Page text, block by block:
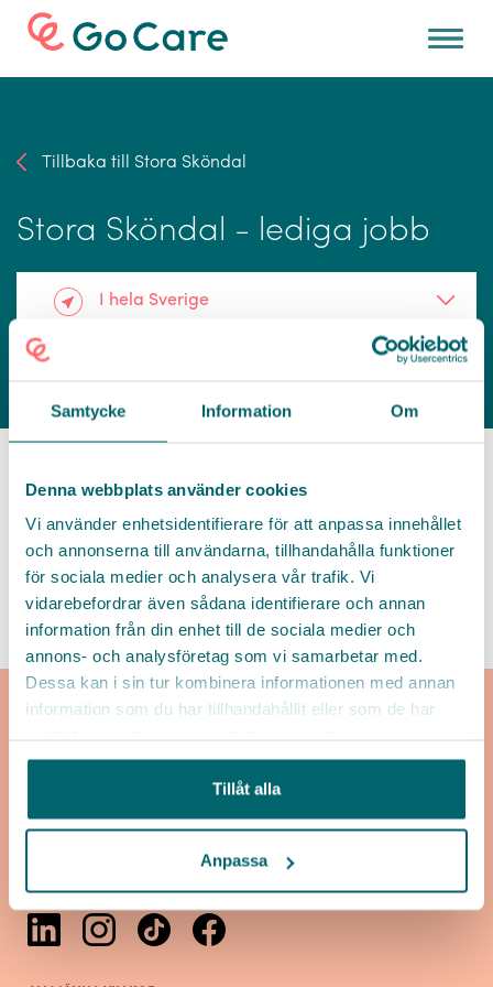
Samtycke Information Om
Denna webbplats använder cookies
Vi använder enhetsidentifierare för att anpassa innehållet
och annonserna till användarna, tillhandahålla funktioner
för sociala medier och analysera vår trafik. Vi
vidarebefordrar även sådana identifierare och annan
information från din enhet till de sociala medier och
annons- och analysföretag som vi samarbetar med.
Dessa kan i sin tur kombinera informationen med annan
information som du har tillhandahållit eller som de har
Tillåt alla
Anpassa
För arbetsgivare
Tillbaka till Stora Sköndal
Stora Sköndal - lediga jobb
I hela Sverige
Karta
Alla arbetsgivare